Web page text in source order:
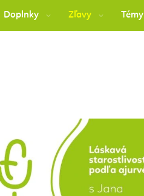
Doplnky Zľavy Témy